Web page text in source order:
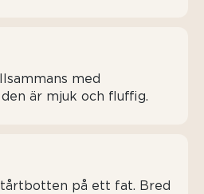
med
är mjuk och fluffig.
på ett fat. Bred